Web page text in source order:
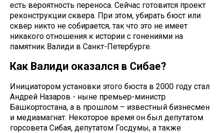
есть вероятность переноса. Сейчас готовится проект
реконструкции сквера. При этом, убирать бюст или
сквер никто не собирается, так что это не имеет
никакого отношения к истории с гонениями на
памятник Валиди в Санкт-Петербурге.
Как Валиди оказался в Сибае?
Инициатором установки этого бюста в 2000 году стал
Андрей Назаров - ныне премьер-министр
Башкортостана, а в прошлом – известный бизнесмен
и медиамагнат. Некоторое время он был депутатом
горсовета Сибая, депутатом Госдумы, а также